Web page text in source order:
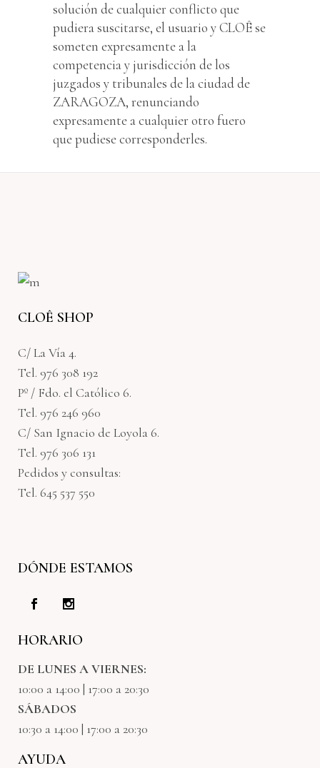
solución de cualquier conflicto que
pudiera suscitarse, el usuario y CLOÊ se
someten expresamente a la
competencia y jurisdicción de los
juzgados y tribunales de la ciudad de
ZARAGOZA, renunciando
expresamente a cualquier otro fuero
que pudiese corresponderles.
CLOÊ SHOP
C/ La Vía 4.
Tel. 976 308 192
Pº / Fdo. el Católico 6.
Tel. 976 246 960
C/ San Ignacio de Loyola 6.
Tel. 976 306 131
Pedidos y consultas:
Tel. 645 537 550
DÓNDE ESTAMOS
HORARIO
DE LUNES A VIERNES:
10:00 a 14:00 | 17:00 a 20:30
SÁBADOS
10:30 a 14:00 | 17:00 a 20:30
AYUDA